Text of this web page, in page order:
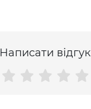
Написати відгук